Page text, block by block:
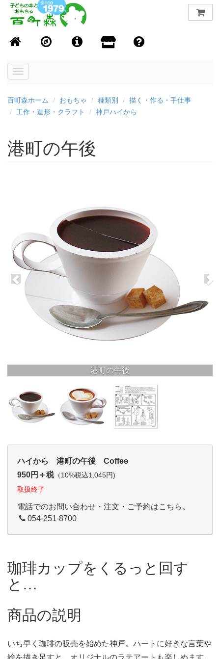
Toggle
百町森ホーム おもちゃ 種類別
描く・作る・手仕事
工作・造形・クラフト
神戸ハイから
港町の午後
港町の午後
ハイから 港町の午後 Coffee
950円＋税（10%税込1,045円)
取扱終了
電話でのお問い合わせ・注文・ご予約はこちら。
054-251-8700
珈琲カップをくるっと回す
と…
商品の説明
いち早く珈琲の販売を始めた神戸。ハートに好きな言葉や
絵を描き足すと、オリジナルのラテアートも楽しめます。